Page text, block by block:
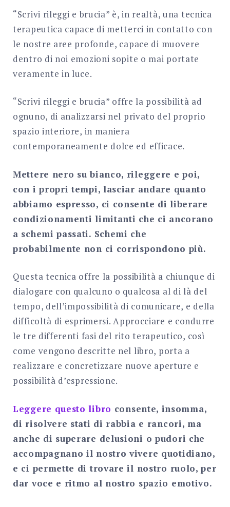
“Scrivi rileggi e brucia” è, in realtà, una tecnica
terapeutica capace di metterci in contatto con
le nostre aree profonde, capace di muovere
dentro di noi emozioni sopite o mai portate
veramente in luce.
“Scrivi rileggi e brucia” offre la possibilità ad
ognuno, di analizzarsi nel privato del proprio
spazio interiore, in maniera
contemporaneamente dolce ed efficace.
Mettere nero su bianco, rileggere e poi,
con i propri tempi, lasciar andare quanto
abbiamo espresso, ci consente di liberare
condizionamenti limitanti che ci ancorano
a schemi passati. Schemi che
probabilmente non ci corrispondono più.
Questa tecnica offre la possibilità a chiunque di
dialogare con qualcuno o qualcosa al di là del
tempo, dell’impossibilità di comunicare, e della
difficoltà di esprimersi. Approcciare e condurre
le tre differenti fasi del rito terapeutico, così
come vengono descritte nel libro, porta a
realizzare e concretizzare nuove aperture e
possibilità d’espressione.
Leggere questo libro consente, insomma,
di risolvere stati di rabbia e rancori, ma
anche di superare delusioni o pudori che
accompagnano il nostro vivere quotidiano,
e ci permette di trovare il nostro ruolo, per
dar voce e ritmo al nostro spazio emotivo.